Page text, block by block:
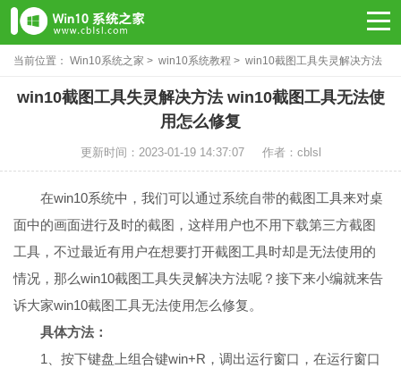
当前位置： Win10系统之家 > win10系统教程 > win10截图工具失灵解决方法
win10截图工具失灵解决方法 win10截图工具无法使
用怎么修复
更新时间：2023-01-19 14:37:07 作者：cblsl
在win10系统中，我们可以通过系统自带的截图工具来对桌
面中的画面进行及时的截图，这样用户也不用下载第三方截图
工具，不过最近有用户在想要打开截图工具时却是无法使用的
情况，那么win10截图工具失灵解决方法呢？接下来小编就来告
诉大家win10截图工具无法使用怎么修复。
具体方法：
1、按下键盘上组合键win+R，调出运行窗口，在运行窗口